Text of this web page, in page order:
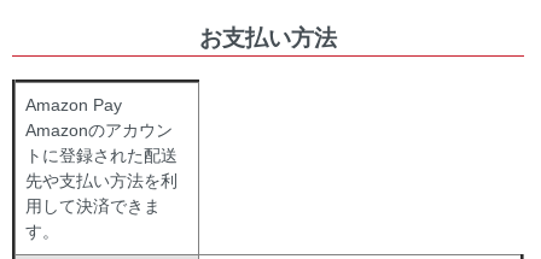
お支払い方法
Amazon Pay
Amazonのアカウン
トに登録された配送
先や支払い方法を利
用して決済できま
す。